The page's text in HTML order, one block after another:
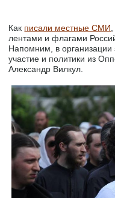
Как писали местные СМИ
лентами и флагами
Напомним, в организации
участие и политики из
Александр Вилкул.